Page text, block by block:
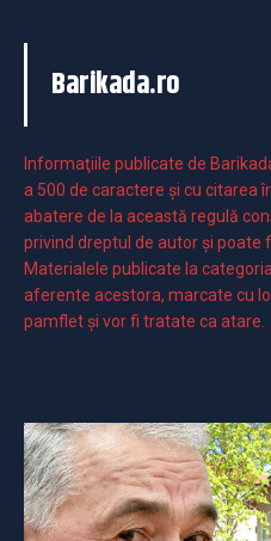
Barikada.ro
Informaţiile publicate de
a 500 de caractere şi cu citarea
abatere de la această regulă
privind dreptul de autor și poate
Materialele publicate la
aferente acestora, marcate cu
pamflet și vor fi tratate ca atare.